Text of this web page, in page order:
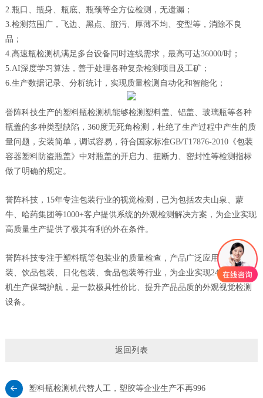
2.瓶口、瓶身、瓶底、瓶颈等全方位检测，无遗漏；
3.检测范围广，飞边、黑点、脏污、厚薄不均、变型等，消除不良
品；
4.高速瓶检测机满足多台设备同时连线需求，最高可达36000/时；
5.AI深度学习算法，善于处理各种复杂检测项目及工矿；
6.生产数据记录、分析统计，实现质量检测自动化和智能化；
誉阵科技生产的塑料瓶检测机能够检测塑料盖、铝盖、玻璃瓶等各种
瓶盖的多种类型缺陷，360度无死角检测，杜绝了生产过程中产生的质
量问题，安装简单，调试容易，符合国家标准GB/T17876-2010《包装
容器塑料防盗瓶盖》中对瓶盖的开启力、扭断力、密封性等检测指标
做了明确的规定。
誉阵科技，15年专注包装行业的视觉检测，已为包括农夫山泉、蒙
牛、哈药集团等1000+客户提供系统的外观检测解决方案，为企业实现
高质量生产提供了极其有利的外在条件。
誉阵科技专注于塑料瓶等包装业的质量检查，产品广泛应用于药品包
装、饮品包装、日化包装、食品包装等行业，为企业实现24小时不停
机生产保驾护航，是一款极具性价比、提升产品品质的外观视觉检测
设备。
返回列表
塑料瓶检测机代替人工，塑胶等企业生产不再996